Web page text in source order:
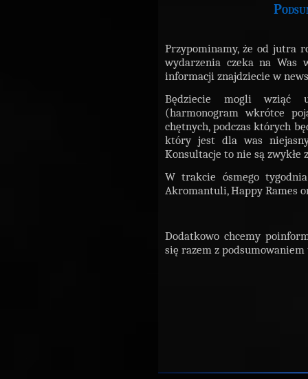
Przypominamy, że od jutra
wydarzenia czeka na Was
informacji znajdziecie w
Będziecie mogli wziąć
(harmonogram wkrótce
chętnych, podczas których
który jest dla was
Konsultacje to nie są
W trakcie ósmego
Akromantuli, Happy Rames
Dodatkowo chcemy
się razem z podsumowaniem